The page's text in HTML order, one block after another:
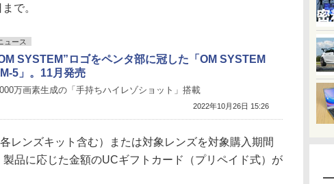
で。
ュース
SYSTEM”ロゴをペンタ部に冠した「OM SYSTEM
5」。11月発売
万画素生成の「手持ちハイレゾショット」搭載
2022年10月26日 15:26
レンズキット含む）または対象レンズを対象購入期間
品に応じた金額のUCギフトカード（プリペイド式）が